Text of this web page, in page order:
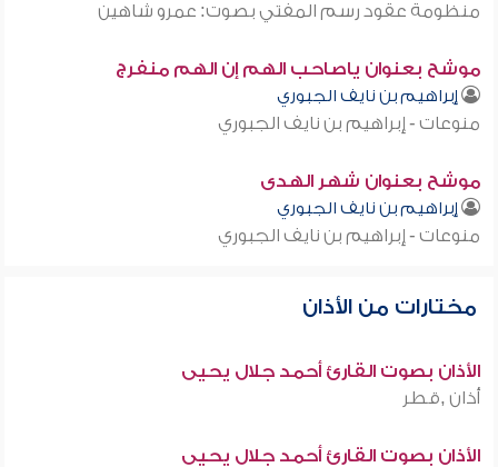
منظومة عقود رسم المفتي بصوت: عمرو شاهين
موشح بعنوان ياصاحب الهم إن الهم منفرج
إبراهيم بن نايف الجبوري
منوعات - إبراهيم بن نايف الجبوري
موشح بعنوان شهر الهدى
إبراهيم بن نايف الجبوري
منوعات - إبراهيم بن نايف الجبوري
مختارات من الأذان
الأذان بصوت القارئ أحمد جلال يحيى
أذان ,قطر
الأذان بصوت القارئ أحمد جلال يحيى